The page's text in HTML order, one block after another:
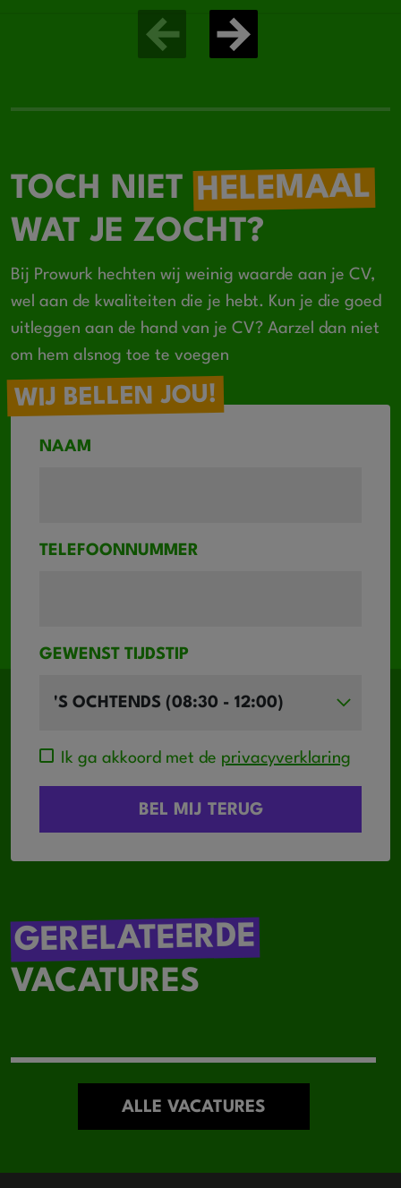
TOCH NIETHELEMAAL
WAT JE ZOCHT?
Bij Prowurk hechten wij weinig waarde aan je CV,
wel aan de kwaliteiten die je hebt. Kun je die goed
uitleggen aan de hand van je CV? Aarzel dan niet
om hem alsnog toe te voegen
WIJ BELLEN JOU!
NAAM
TELEFOONNUMMER
GEWENST TIJDSTIP
Ik ga akkoord met de privacyverklaring
GERELATEERDE
VACATURES
ALLE VACATURES